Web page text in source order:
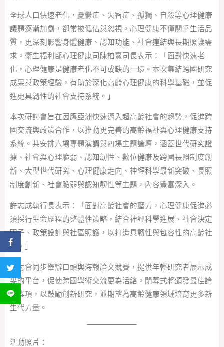
全球人口快速老化，憂鬱症、失智症、孤獨、自殺等心理健康
議題逐漸加劇，卻常被低估與忽視。心理健康不僅關乎生活品
質，更深刻影響身體健康、認知功能、社會連結與長期照護需
求。衛生福利部心理健康司陳柏熹司長表示：「面對快速老
化，心理健康是健康老化不可或缺的一環。本次集結跨國研究
成果與政策經驗，有助於深化高齡心理健康的科學基礎，並促
進更具韌性的社會支持系統。」
本次研討會旨在因應亞洲快速邁入超高齡社會的趨勢，促進跨
國交流與政策合作，以推動更完善的高齡福祉與心理健康支持
系統。共安排六場專題演講與四場主題論壇，涵蓋世代研究證
據、社會與心理脆弱、認知韌性、數位健康及跨國長照制度創
新、大型世代研究、心理健康走向、神經科學最新突破、長照
制度創新、社會脆弱與認知韌性等主題，內容豐富深入。
許志成執行長表示：「面對高齡社會的壓力，心理健康促進必
須採行生命歷程的整體性策略，結合神經科學進展、社會決定
因子、政策設計與社區照護，以打造具韌性與包容性的高齡社
會。」
研討會同步舉辦口頭與海報論文競賽，提供年輕研究者展示成
果的平台，促使跨國學術交流更為活絡。閉幕式將頒發最佳論
文獎項，以鼓勵創新研究，並期望為高齡健康領域培育更多新
生代力量。
活動照片：
分享到 Twitter
分享到 LINE